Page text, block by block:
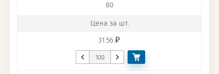
80
31.56